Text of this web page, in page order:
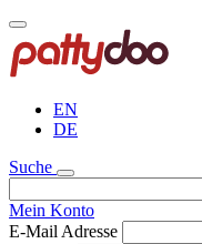
Direkt
zum
Inhalt
EN
DE
Suche
Mein Konto
E-Mail Adresse